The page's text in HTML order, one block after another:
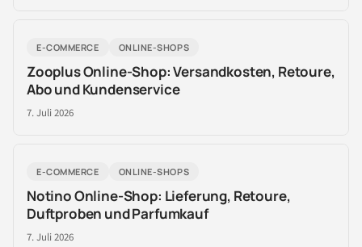
E-COMMERCE ONLINE-SHOPS
Zooplus Online-Shop: Versandkosten, Retoure,
Abo und Kundenservice
7. Juli 2026
E-COMMERCE ONLINE-SHOPS
Notino Online-Shop: Lieferung, Retoure,
Duftproben und Parfumkauf
7. Juli 2026